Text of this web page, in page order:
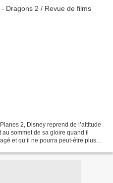
2, Disney reprend de l’altitude
sommet de sa gloire quand il
et qu’il ne pourra peut-être plus